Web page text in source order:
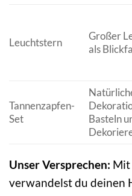
Leuchtstern
Großer
als
Tannenzapfen-
Set
Basteln
Unser Versprechen: Mit
verwandelst du deinen